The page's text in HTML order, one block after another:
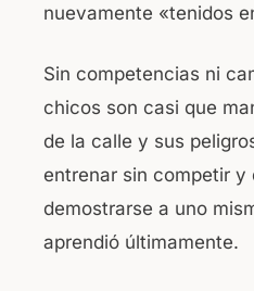
nuevamente «tenidos
Sin competencias ni
chicos son casi que
de la calle y sus
entrenar sin competir y
demostrarse a uno
aprendió últimamente.